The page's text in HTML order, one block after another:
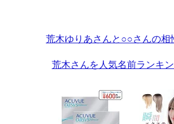
荒木ゆりあさんと○○さんの相
荒木さんを人気名前ランキ